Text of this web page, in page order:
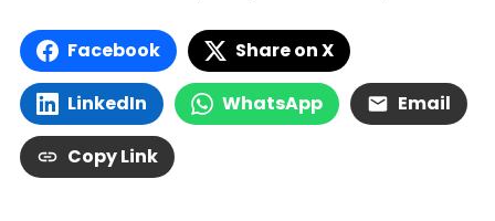
Facebook Share on X
LinkedIn WhatsApp Email
Copy Link